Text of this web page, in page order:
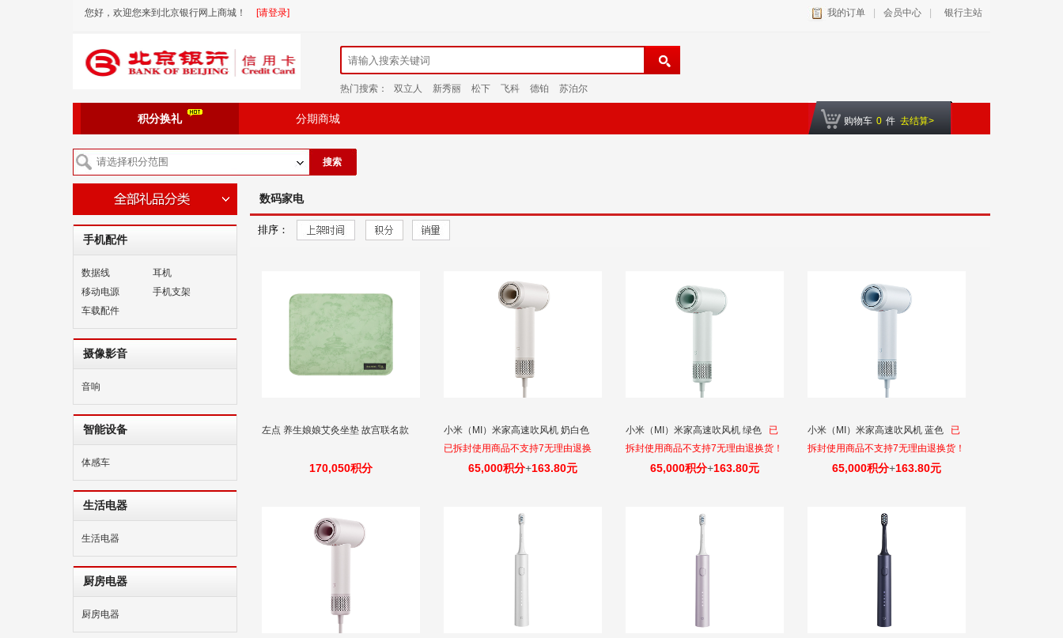
您好，欢迎您来到北京银行网上商城！ [请登录] 我的订单 会员中心 银行主站
热门搜索： 双立人 新秀丽 松下 飞科 德铂 苏泊尔
积分换礼 分期商城 购物车 0 件 去结算>
搜索
手机配件
数据线
耳机
移动电源
手机支架
车载配件
摄像影音
音响
智能设备
体感车
生活电器
生活电器
厨房电器
厨房电器
数码家电
排序：
左点 养生娘娘艾灸坐垫 故宫联名款
170,050积分
小米（MI）米家高速吹风机 奶白色
已拆封使用商品不支持7无理由退换
65,000积分+163.80元
小米（MI）米家高速吹风机 绿色
已
拆封使用商品不支持7无理由退换货！
65,000积分+163.80元
小米（MI）米家高速吹风机 蓝色
已
拆封使用商品不支持7无理由退换货！
65,000积分+163.80元